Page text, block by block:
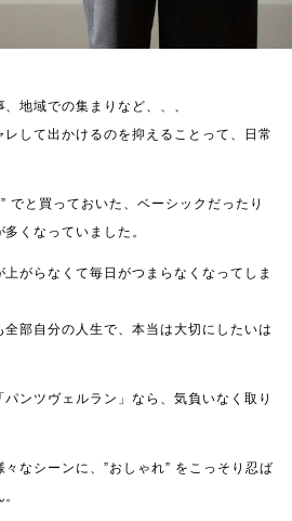
地域での集まりなど、、、
して出かけるのを抑えることって、日常
でと買っておいた、ベーシックだったり
くなっていました。
がらなくて毎日がつまらなくなってしま
部自分の人生で、本当は大切にしたいは
ンツヴェルラン」なら、気負いなく取り
なシーンに、”おしゃれ” をこっそり忍ば